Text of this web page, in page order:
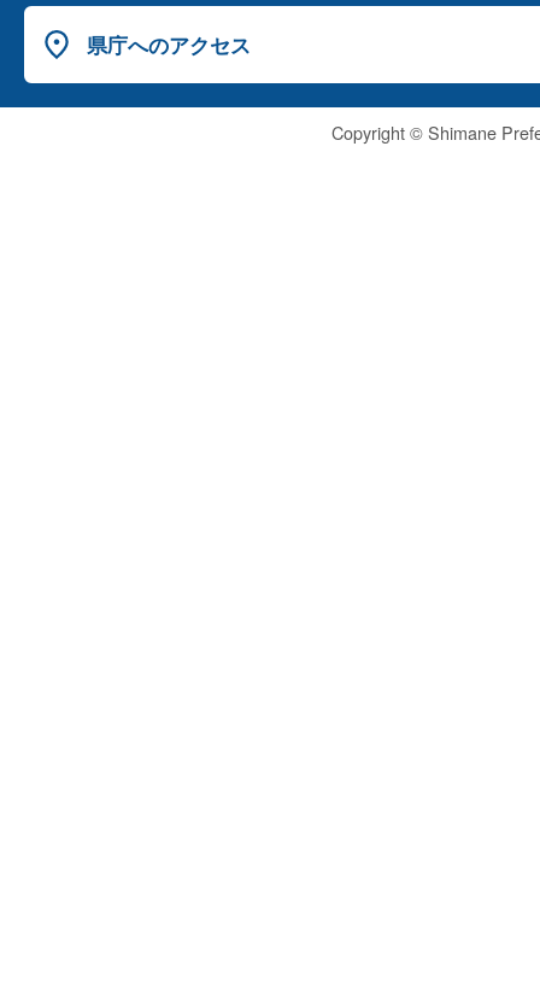
県庁へのアクセス
Copyright © Shimane